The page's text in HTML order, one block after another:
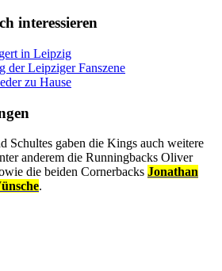
interessieren
in Leipzig
der Leipziger Fanszene
zu Hause
Schultes gaben die Kings auch weitere
anderem die Runningbacks Oliver
die beiden Cornerbacks Jonathan
.